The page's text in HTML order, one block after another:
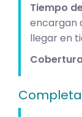
Tiempo
encargan
llegar en
Completa